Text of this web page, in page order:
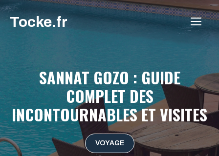
Aller
au Tocke.fr
SANNAT GOZO : GUIDE
COMPLET DES
INCONTOURNABLES ET VISITES
VOYAGE